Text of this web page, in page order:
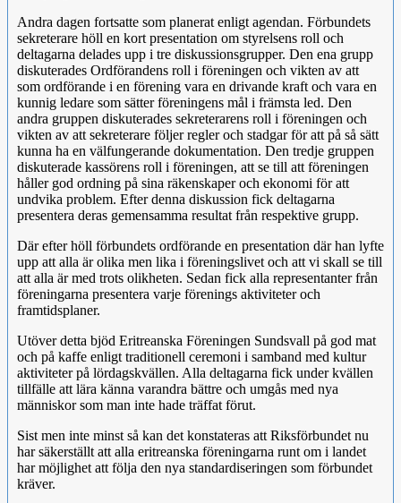
Andra dagen fortsatte som planerat enligt agendan. Förbundets
sekreterare höll en kort presentation om styrelsens roll och
deltagarna delades upp i tre diskussionsgrupper. Den ena grupp
diskuterades Ordförandens roll i föreningen och vikten av att
som ordförande i en förening vara en drivande kraft och vara en
kunnig ledare som sätter föreningens mål i främsta led. Den
andra gruppen diskuterades sekreterarens roll i föreningen och
vikten av att sekreterare följer regler och stadgar för att på så sätt
kunna ha en välfungerande dokumentation. Den tredje gruppen
diskuterade kassörens roll i föreningen, att se till att föreningen
håller god ordning på sina räkenskaper och ekonomi för att
undvika problem. Efter denna diskussion fick deltagarna
presentera deras gemensamma resultat från respektive grupp.
Där efter höll förbundets ordförande en presentation där han lyfte
upp att alla är olika men lika i föreningslivet och att vi skall se till
att alla är med trots olikheten. Sedan fick alla representanter från
föreningarna presentera varje förenings aktiviteter och
framtidsplaner.
Utöver detta bjöd Eritreanska Föreningen Sundsvall på god mat
och på kaffe enligt traditionell ceremoni i samband med kultur
aktiviteter på lördagskvällen. Alla deltagarna fick under kvällen
tillfälle att lära känna varandra bättre och umgås med nya
människor som man inte hade träffat förut.
Sist men inte minst så kan det konstateras att Riksförbundet nu
har säkerställt att alla eritreanska föreningarna runt om i landet
har möjlighet att följa den nya standardiseringen som förbundet
kräver.